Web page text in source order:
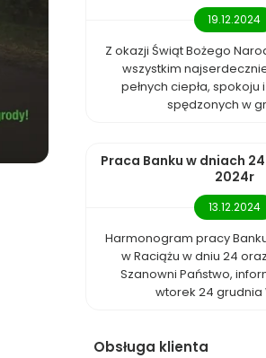
19.12.2024
Z okazji Świąt Bożego
wszystkim
pełnych ciepła,
spędzonych w
Praca Banku w dniach
2024r
13.12.2024
Harmonogram pracy
w Raciążu w dniu 24
Szanowni Państwo,
wtorek 24 grudnia
Obsługa klienta